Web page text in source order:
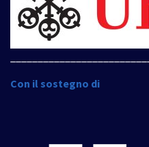
Con il sostegno di